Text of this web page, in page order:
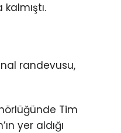
randevusu,
Tim
yer aldığı